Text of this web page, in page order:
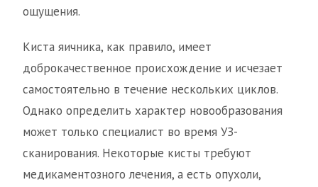
ощущения.
Киста яичника, как правило, имеет
доброкачественное происхождение и исчезает
самостоятельно в течение нескольких циклов.
Однако определить характер новообразования
может только специалист во время УЗ-
сканирования. Некоторые кисты требуют
медикаментозного лечения, а есть опухоли,